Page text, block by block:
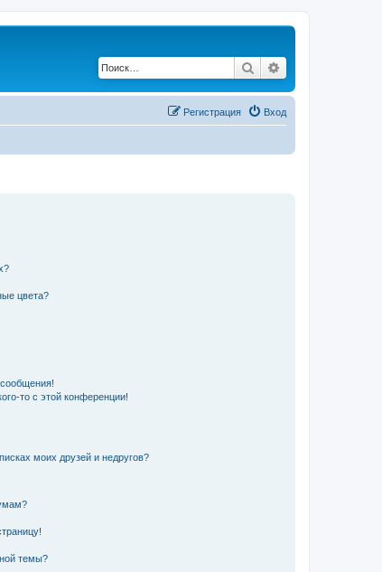
Поиск
Вход
Регистрация
цвета?
то с этой конференции!
моих друзей и недругов?
темы?